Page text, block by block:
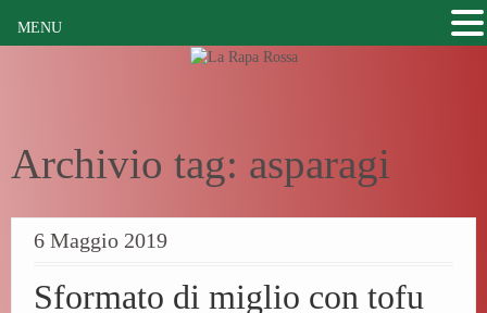
Archivio tag: asparagi
6 Maggio 2019
Sformato di miglio con tofu
MENU